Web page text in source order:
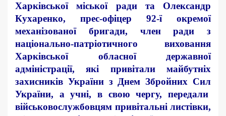
Харківської міської ради та Олександр
Кухаренко, прес-офіцер 92-ї окремої
механізованої бригади, член ради з
національно-патріотичного виховання
Харківської обласної державної
адміністрації, які привітали майбутніх
захисників України з Днем Збройних Сил
України, а учні, в свою чергу, передали
військовослужбовцям привітальні листівки,